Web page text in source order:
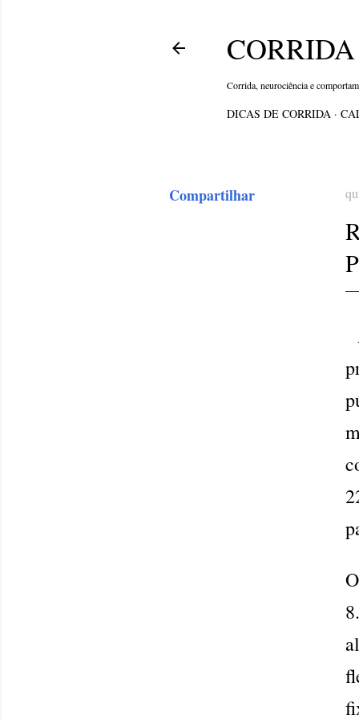
Corrida, neurociência e
DICAS DE CORRIDA
Compartilhar